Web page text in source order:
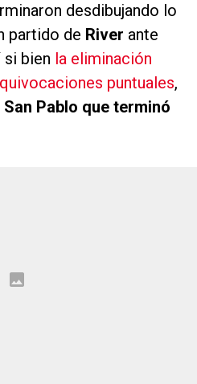
desdibujando lo
partido de River ante
si bien la eliminación
puntuales,
Pablo que terminó